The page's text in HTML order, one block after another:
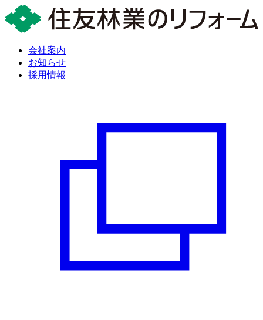
会社案内
お知らせ
採用情報